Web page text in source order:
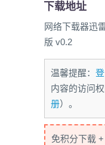
下载地址
网络下载器迅
版 v0.2
温馨提醒：
内容的访问
册）。
免积分下载 +